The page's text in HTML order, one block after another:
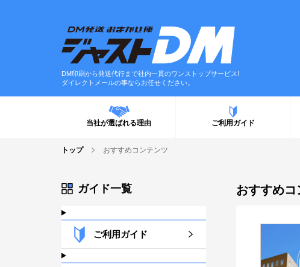
DM印刷から発送代行まで社内一貫のワンストップサービス!
ダイレクトメールの事ならお任せください。
当社が選ばれる理由 ご利用ガイド
トップ おすすめコンテンツ
ガイド一覧
ご利用ガイド
おすすめコ